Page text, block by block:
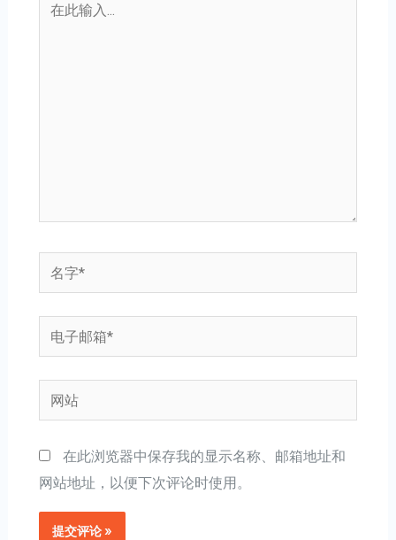
字
*
电
子
邮
箱
网
站
在此浏览器中保存我的显示名称、邮箱地址和
网站地址，以便下次评论时使用。